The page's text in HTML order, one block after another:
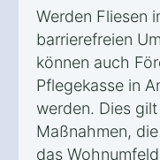
Werden Fliesen
barrierefreien
können auch
Pflegekasse in
werden. Dies
Maßnahmen,
das